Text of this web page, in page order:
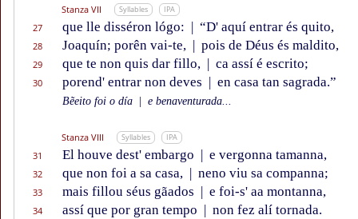
Stanza VII Syllables IPA
27 que lle disséron lógo: | “D' aquí entrar és quito,
28 Joaquín; porên vai-te, | pois de Déus és maldito,
29 que te non quis dar fillo, | ca assí é escrito;
30 porend' entrar non deves | en casa tan sagrada.”
Bẽeito foi o día e benaventurada...
Stanza VIII Syllables IPA
31 El houve dest' embargo | e vergonna tamanna,
32 que non foi a sa casa, | neno viu sa companna;
33 mais fillou séus gãados | e foi-s' aa montanna,
34 assí que por gran tempo | non fez alí tornada.